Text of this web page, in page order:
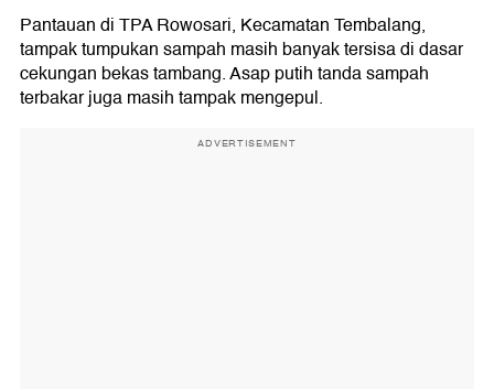
Pantauan di TPA Rowosari, Kecamatan Tembalang,
tampak tumpukan sampah masih banyak tersisa di dasar
cekungan bekas tambang. Asap putih tanda sampah
terbakar juga masih tampak mengepul.
ADVERTISEMENT